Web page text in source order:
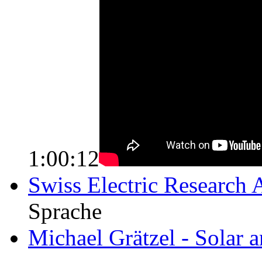
1:00:12
Swiss Electric Research
Sprache
Michael Grätzel - Solar